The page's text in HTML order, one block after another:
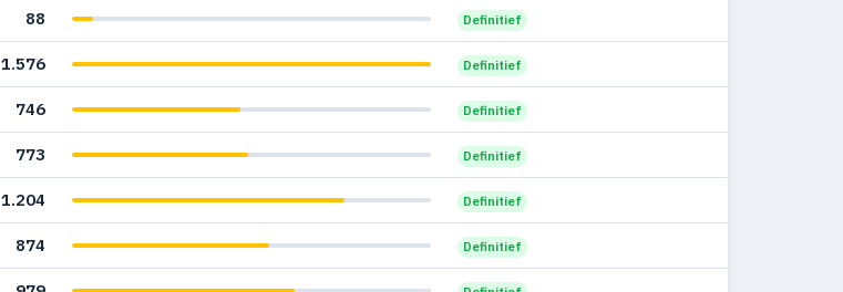
19
4
1
1
1
88 Definitief
1.576 Definitief
746 Definitief
773 Definitief
1.204 Definitief
874 Definitief